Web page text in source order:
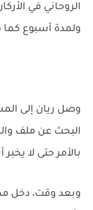
الروحاني في
ولمدة أسبوع
وصل ريان إلى
البحث عن ملف
بالأمر حتى لا
وبعد وقت، دخل